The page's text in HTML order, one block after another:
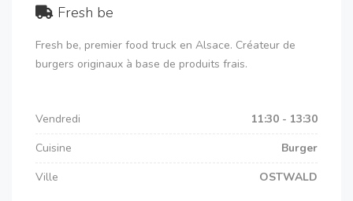
Fresh be
Fresh be, premier food truck en Alsace. Créateur de
burgers originaux à base de produits frais.
Vendredi
11:30 - 13:30
Cuisine
Burger
Ville
OSTWALD